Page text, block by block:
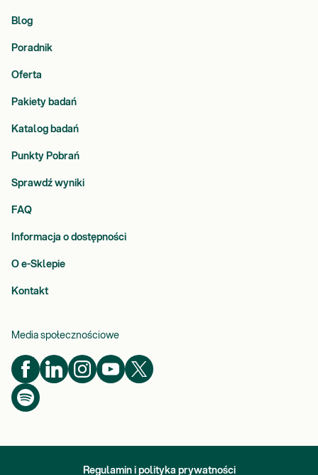
Blog
Poradnik
Oferta
Pakiety badań
Katalog badań
Punkty Pobrań
Sprawdź wyniki
FAQ
Informacja o dostępności
O e-Sklepie
Kontakt
Media społecznościowe
Regulamin i polityka prywatności